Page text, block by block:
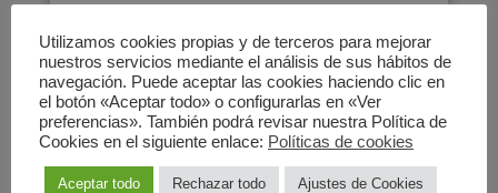
Alba
Alba es una ONG de cooperación al
desarrollo
Utilizamos cookies propias y de terceros para mejorar
nuestros servicios mediante el análisis de sus hábitos de
navegación. Puede aceptar las cookies haciendo clic en
el botón «Aceptar todo» o configurarlas en «Ver
preferencias». También podrá revisar nuestra Política de
Cookies en el siguiente enlace: Políticas de cookies
Aceptar todo Rechazar todo Ajustes de Cookies